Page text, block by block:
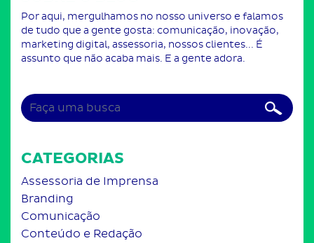
Por aqui, mergulhamos no nosso universo e falamos
de tudo que a gente gosta: comunicação, inovação,
marketing digital, assessoria, nossos clientes... É
assunto que não acaba mais. E a gente adora.
CATEGORIAS
Assessoria de Imprensa
Branding
Comunicação
Conteúdo e Redação